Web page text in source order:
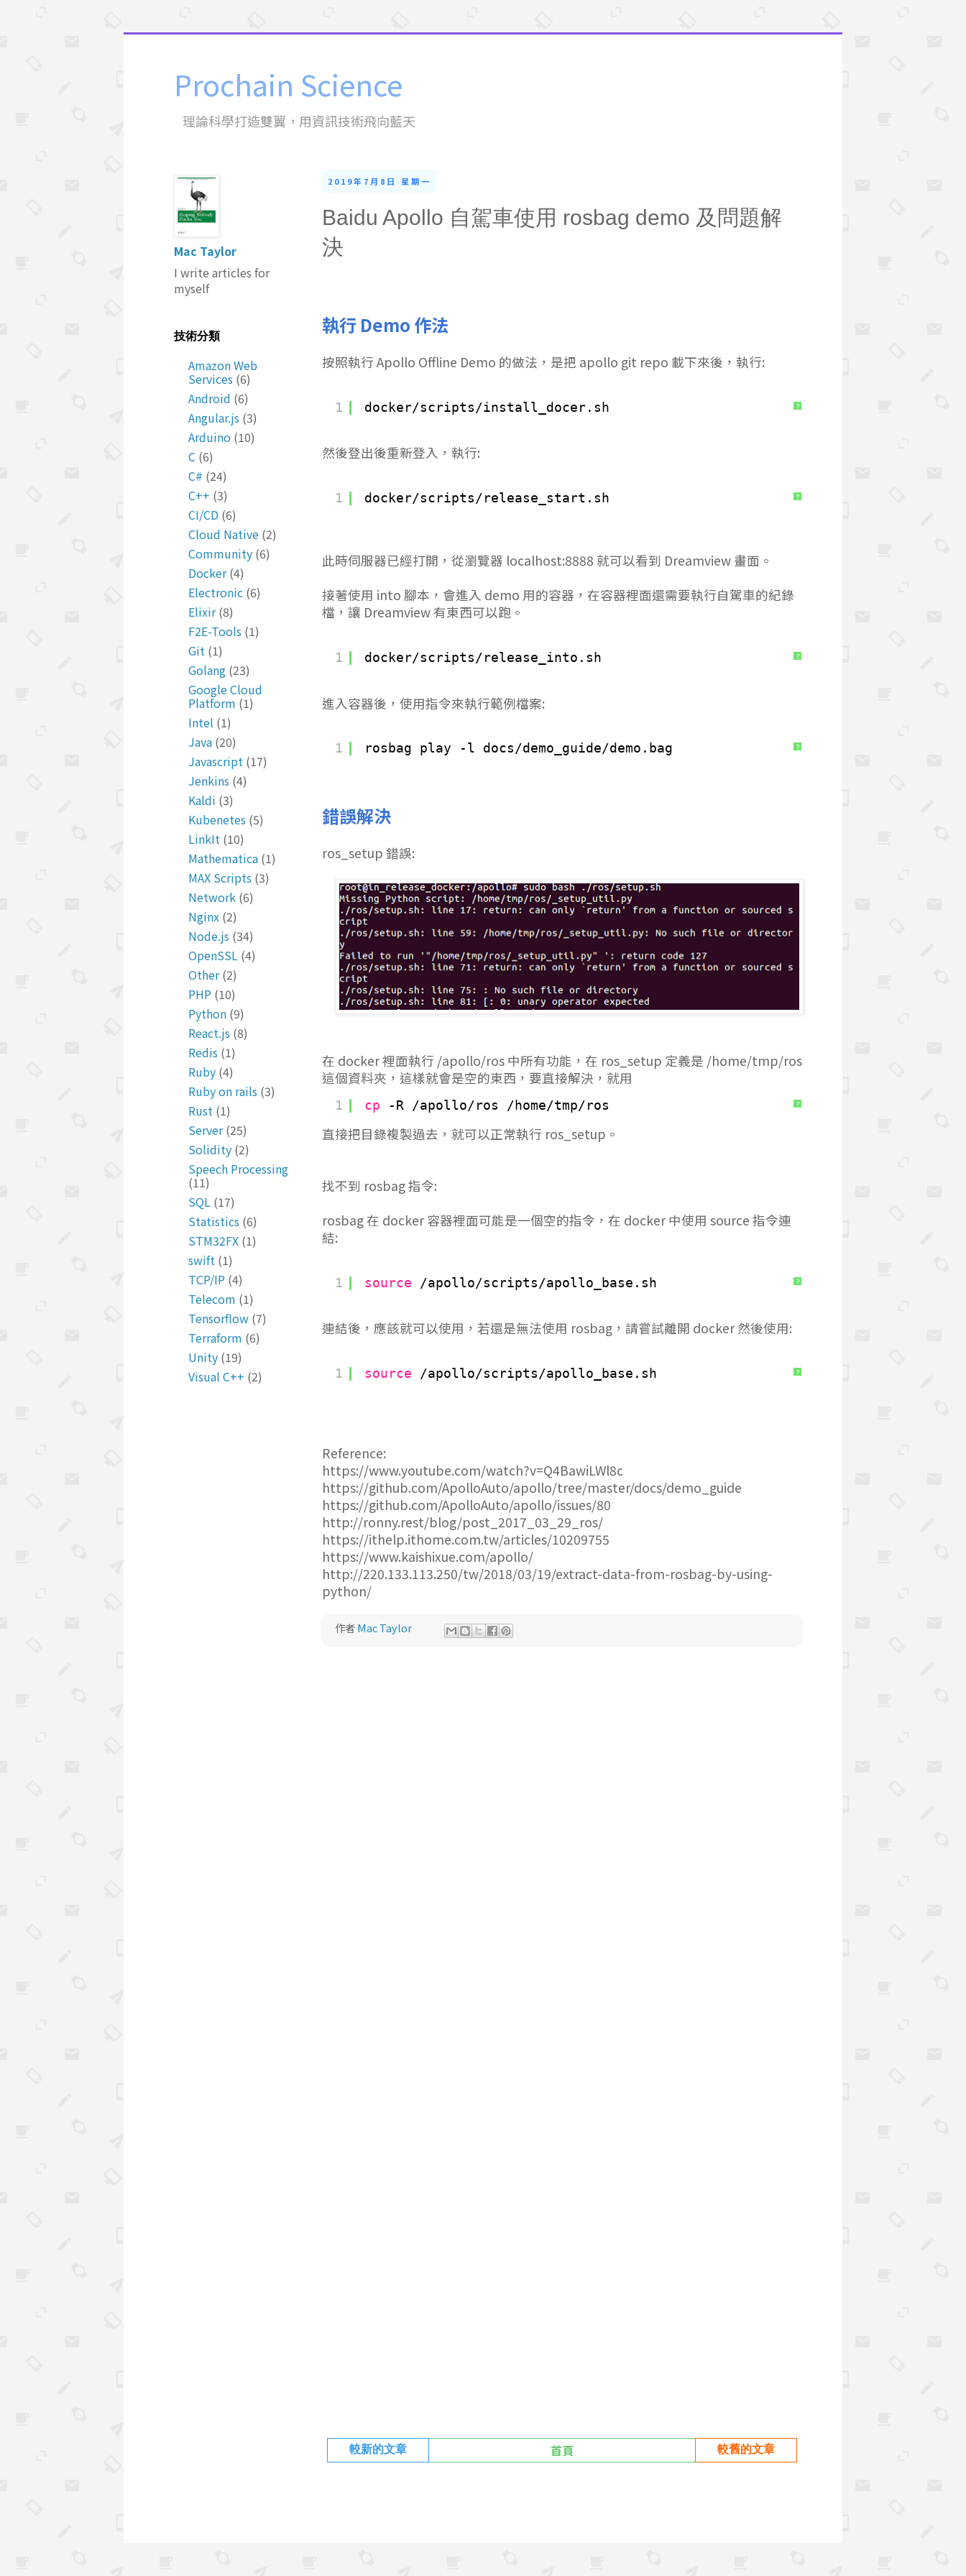
Prochain Science
理論科學打造雙翼，用資訊技術飛向藍天
2019年7月8日 星期一
Baidu Apollo 自駕車使用 rosbag demo 及問題解
決
執行 Demo 作法
按照執行 Apollo Offline Demo 的做法，是把 apollo git repo 載下來後，執行:
?
1 docker/scripts/install_docer.sh
然後登出後重新登入，執行:
?
1 docker/scripts/release_start .sh
此時伺服器已經打開，從瀏覽器 localhost:8888 就可以看到 Dreamview 畫面。
接著使用 into 腳本，會進入 demo 用的容器，在容器裡面還需要執行自駕車的紀錄
檔，讓 Dreamview 有東西可以跑。
?
1 docker/scripts/release_into .sh
進入容器後，使用指令來執行範例檔案:
?
1 rosbag play -l docs /demo_guide/demo .bag
錯誤解決
ros_setup 錯誤:
在 docker 裡面執行 /apollo/ros 中所有功能，在 ros_setup 定義是 /home/tmp/ros
這個資料夾，這樣就會是空的東西，要直接解決，就用
?
1 cp -R /apollo/ros /home/tmp/ros
直接把目錄複製過去，就可以正常執行 ros_setup。
找不到 rosbag 指令:
rosbag 在 docker 容器裡面可能是一個空的指令，在 docker 中使用 source 指令連
結:
?
1 source /apollo/scripts/apollo_base .sh
連結後，應該就可以使用，若還是無法使用 rosbag，請嘗試離開 docker 然後使用:
?
1 source /apollo/scripts/apollo_base .sh
Reference:
https://www.youtube.com/watch?v=Q4BawiLWl8c
https://github.com/ApolloAuto/apollo/tree/master/docs/demo_guide
https://github.com/ApolloAuto/apollo/issues/80
http://ronny.rest/blog/post_2017_03_29_ros/
https://ithelp.ithome.com.tw/articles/10209755
https://www.kaishixue.com/apollo/
http://220.133.113.250/tw/2018/03/19/extract-data-from-rosbag-by-using-
python/
作者Mac Taylor
較新的文章 較舊的文章
首頁
Mac Taylor
I write articles for
myself
技術分類
Amazon Web
Services (6)
Android (6)
Angular.js (3)
Arduino (10)
C (6)
C# (24)
C++ (3)
CI/CD (6)
Cloud Native (2)
Community (6)
Docker (4)
Electronic (6)
Elixir (8)
F2E-Tools (1)
Git (1)
Golang (23)
Google Cloud
Platform (1)
Intel (1)
Java (20)
Javascript (17)
Jenkins (4)
Kaldi (3)
Kubenetes (5)
LinkIt (10)
Mathematica (1)
MAX Scripts (3)
Network (6)
Nginx (2)
Node.js (34)
OpenSSL (4)
Other (2)
PHP (10)
Python (9)
React.js (8)
Redis (1)
Ruby (4)
Ruby on rails (3)
Rust (1)
Server (25)
Solidity (2)
Speech Processing
(11)
SQL (17)
Statistics (6)
STM32FX (1)
swift (1)
TCP/IP (4)
Telecom (1)
Tensorflow (7)
Terraform (6)
Unity (19)
Visual C++ (2)